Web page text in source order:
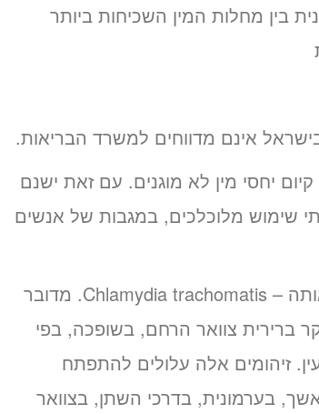
בין מחלות המין השכיחות ביותר
אינם מדווחים למשרד הבריאות.
יחסי מין לא מוגנים. עם זאת ישנם
שימוש מלוכלכים, במגבות של אנשים
שמה של המחלה הוא כשמו של החיידק המחולל אותה – Chlamydia trachomatis. מדובר
ברירית צוואר הרחם, בשופכה, בפי
זיהומים אלה עלולים להתפתח
בערמונית, בדרכי השתן, בצוואר